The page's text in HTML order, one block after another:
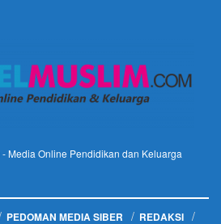
- Media Online Pendidikan dan Keluarga
PEDOMAN MEDIA SIBER REDAKSI